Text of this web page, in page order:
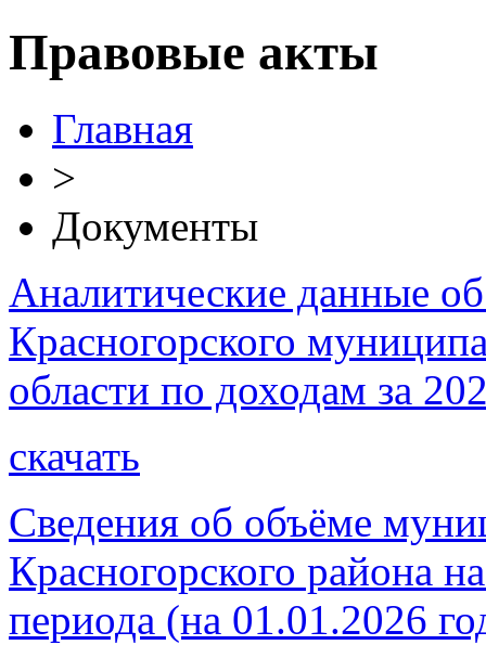
Правовые акты
Главная
>
Документы
Аналитические данные
Красногорского
области по доходам за
скачать
Сведения об объёме
Красногорского района
периода (на 01.01.2026